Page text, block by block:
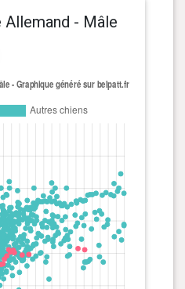
Allemand - Mâle